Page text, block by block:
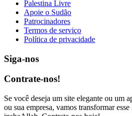
Palestina Livre
Apoie o Sudão
Patrocinadores
Termos de serviço
Política de privacidade
Siga-nos
Contrate-nos!
Se você deseja um site elegante ou um
ou sua empresa, vamos transformar